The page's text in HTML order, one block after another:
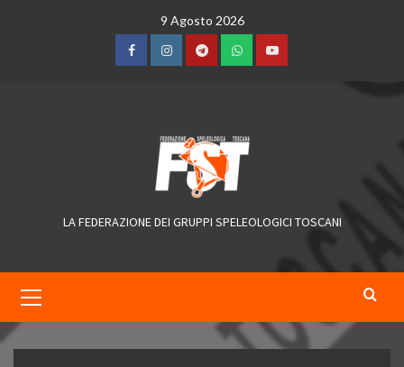
9 Agosto 2026
FacebookInstagramTelegramWhatsAppYouTube
LA FEDERAZIONE DEI GRUPPI SPELEOLOGICI TOSCANI
Menu